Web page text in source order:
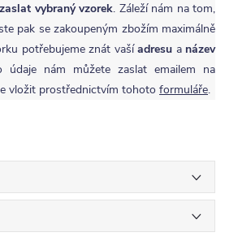
zaslat vybraný vzorek. Záleží nám na tom,
pak se zakoupeným zbožím maximálně
potřebujeme znát vašíadresu a název
údaje nám můžete zaslat emailem na
vložit prostřednictvím tohoto formuláře.